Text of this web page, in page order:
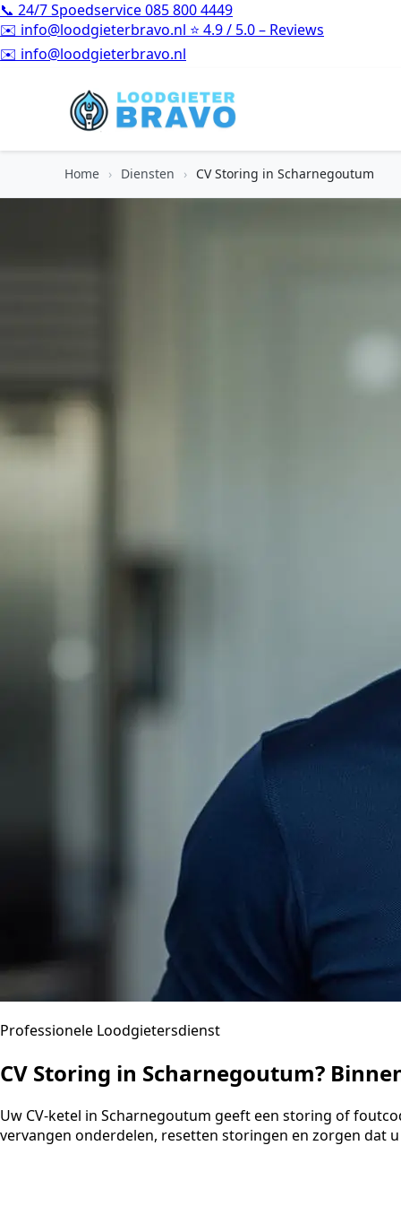
📞 24/7 Spoedservice085 800 4449
✉️ info@loodgieterbravo.nl ⭐ 4.9 / 5.0 – Reviews
⭐4.9 / 5.0 – Reviews
Home › Diensten › CV Storing in Scharnegoutum
Professionele Loodgietersdienst
CV Storing in Scharnegoutum?
Uw CV-ketel in Scharnegoutum geeft een storing of
vervangen onderdelen, resetten storingen en zorgen dat